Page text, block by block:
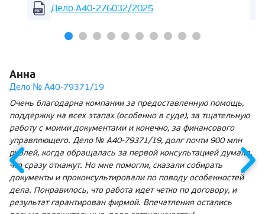
Дело А40-276032/2025
Анна
Дело № А40-79371/19
Очень благодарна компании за предоставленную помощь,
поддержку на всех этапах (особенно в суде), за тщательную
работу с моими документами и конечно, за финансового
управляющего. Дело № А40-79371/19, долг почти 900 млн
рублей, когда обращалась за первой консультацией думала,
что сразу откажут. Но мне помогли, сказали собирать
документы и проконсультировали по поводу особенностей
дела. Понравилось, что работа идет четко по договору, и
результат гарантирован фирмой. Впечатления остались